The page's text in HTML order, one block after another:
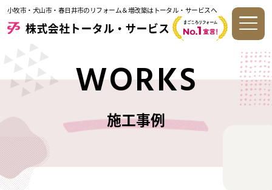
小牧市・犬山市・春日井市のリフォーム＆増改築はトータル・サービスへ
WORKS
施工事例